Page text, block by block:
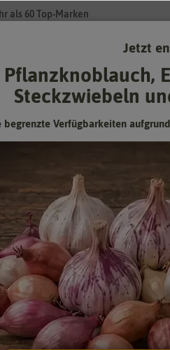
als 60 Top-Marken
Blumenkohl
Für den späten Anbau
Hersteller:
Dürr-
Artikelnummer:
0928-DS
EAN:
Jetzt
Pflanzknoblauch,
Steckzwiebeln
begrenzte Verfügbarkeiten